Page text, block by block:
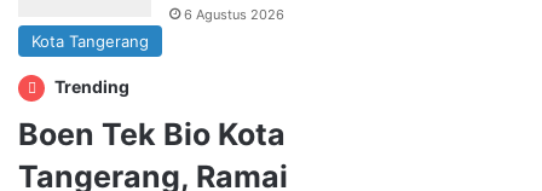
6 Agustus 2026